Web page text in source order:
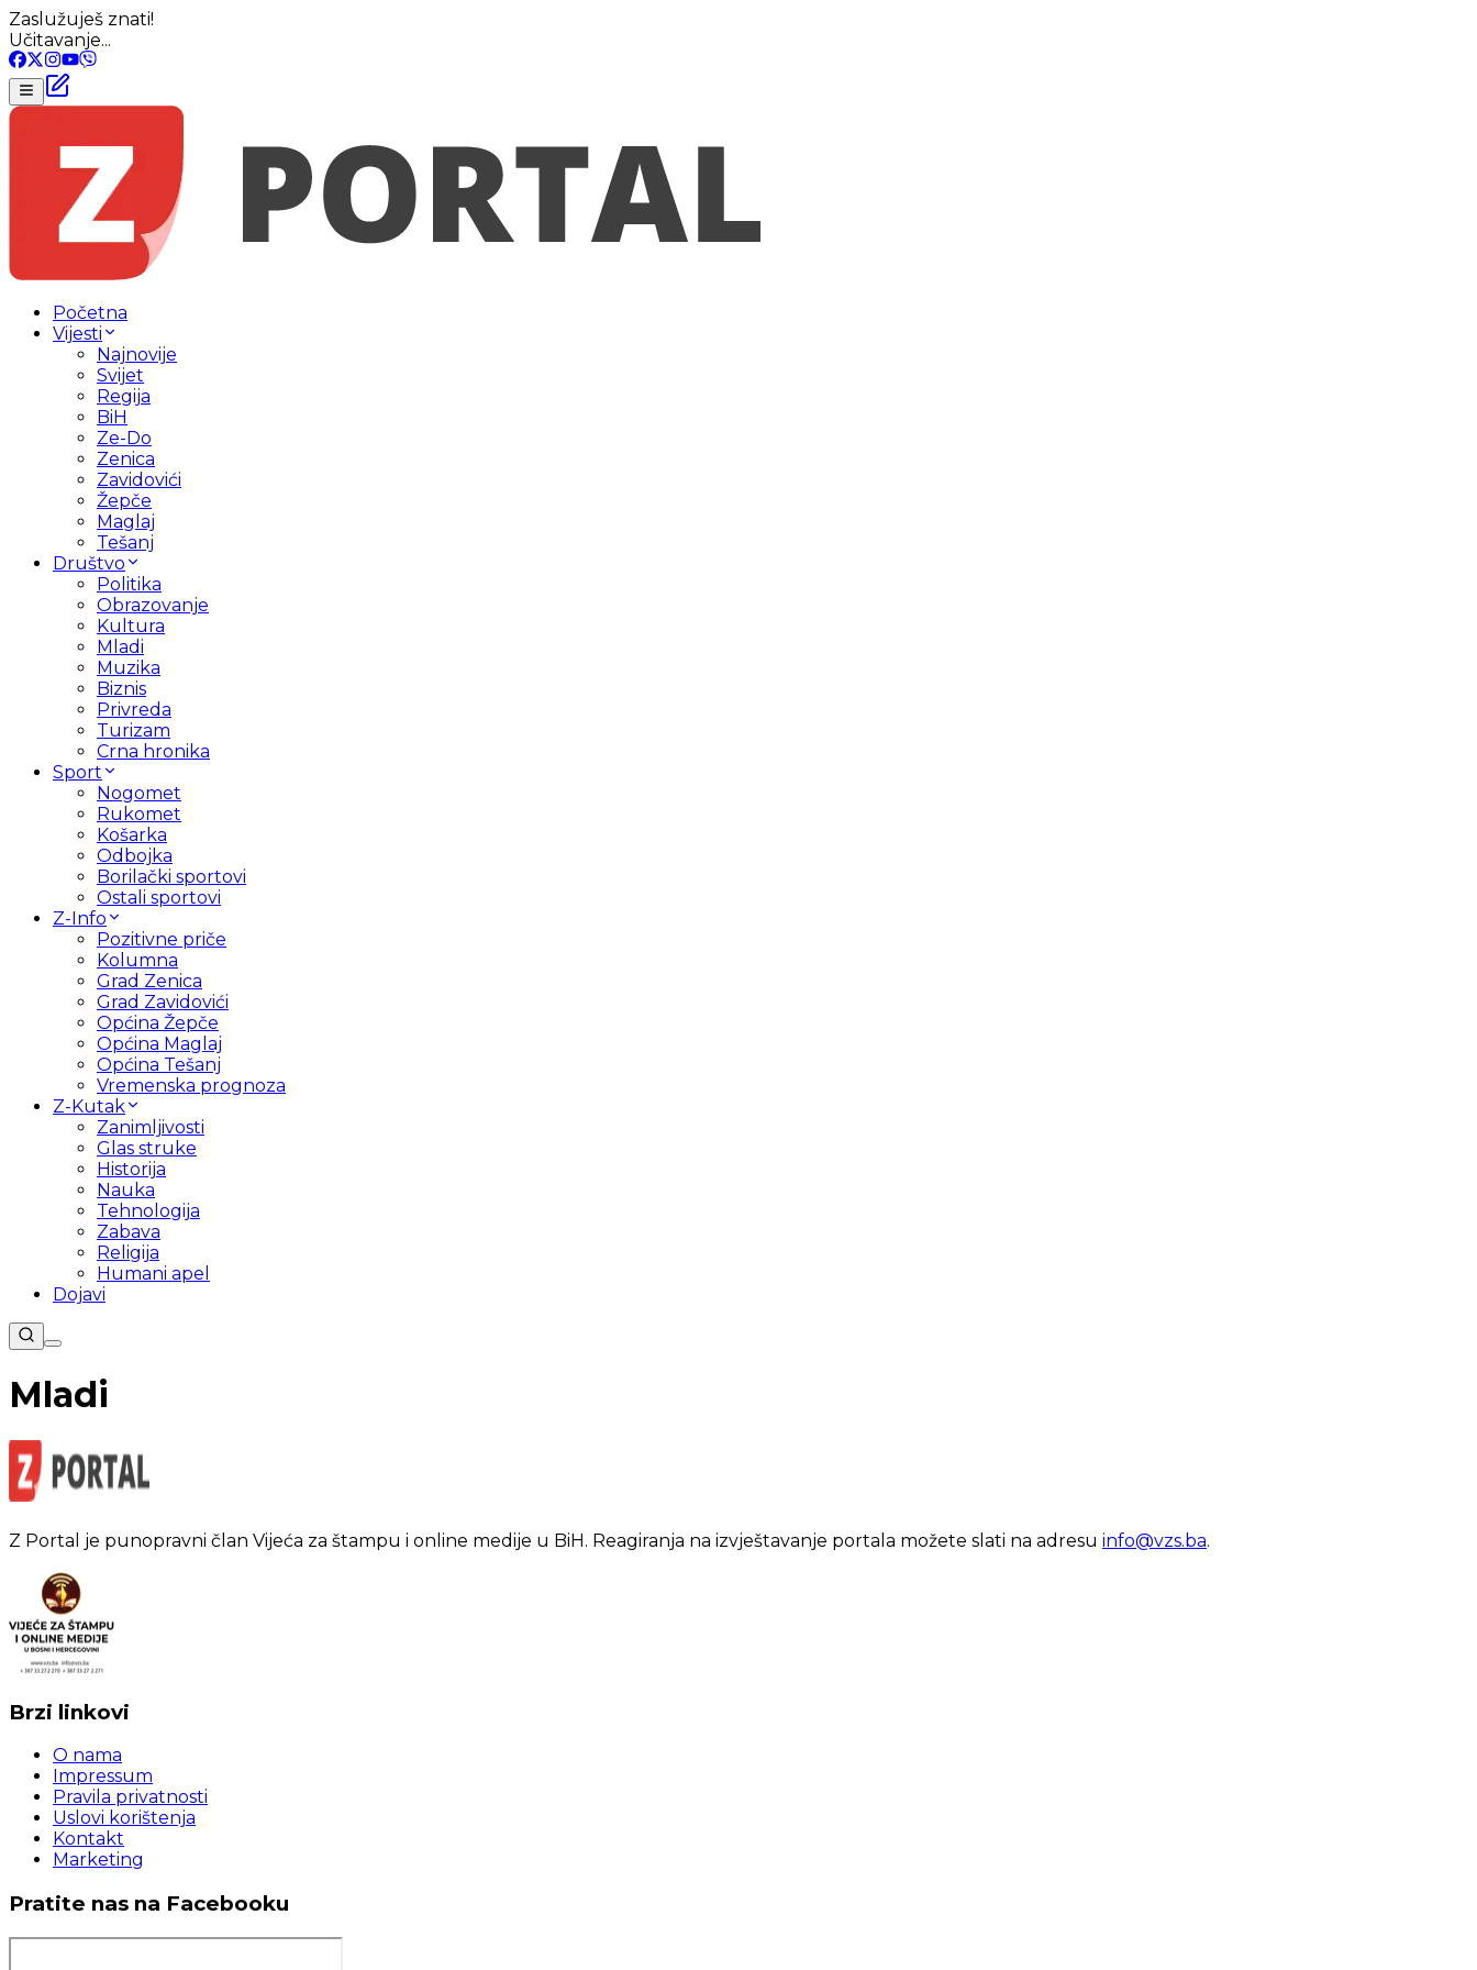
Zaslužuješ znati!
Učitavanje...
Početna
Vijesti
Najnovije
Svijet
Regija
BiH
Ze-Do
Zenica
Zavidovići
Žepče
Maglaj
Tešanj
Društvo
Politika
Obrazovanje
Kultura
Mladi
Muzika
Biznis
Privreda
Turizam
Crna hronika
Sport
Nogomet
Rukomet
Košarka
Odbojka
Borilački sportovi
Ostali sportovi
Z-Info
Pozitivne priče
Kolumna
Grad Zenica
Grad Zavidovići
Općina Žepče
Općina Maglaj
Općina Tešanj
Vremenska prognoza
Z-Kutak
Zanimljivosti
Glas struke
Historija
Nauka
Tehnologija
Zabava
Religija
Humani apel
Dojavi
Mladi
Z Portal je punopravni član Vijeća za štampu i online medije u BiH. Reagiranja na izvještavanje portala možete slati na adresu info@vzs.ba.
Brzi linkovi
O nama
Impressum
Pravila privatnosti
Uslovi korištenja
Kontakt
Marketing
Pratite nas na Facebooku